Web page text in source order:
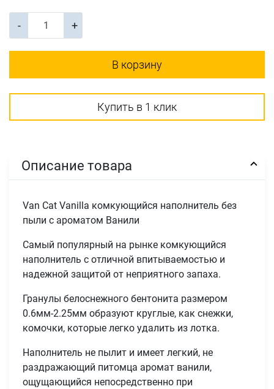
- +
В корзину
Купить в 1 клик
Описание товара
Van Cat Vanilla комкующийся наполнитель без
пыли с ароматом Ванили
Самый популярный на рынке комкующийся
наполнитель с отличной впитываемостью и
надежной защитой от неприятного запаха.
Гранулы белоснежного бентонита размером
0.6мм-2.25мм образуют круглые, как снежки,
комочки, которые легко удалить из лотка.
Наполнитель не пылит и имеет легкий, не
раздражающий питомца аромат ванили,
ощущающийся непосредственно при